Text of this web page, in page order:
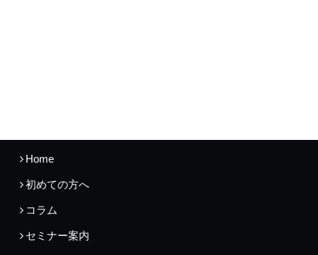
Home
初めての方へ
コラム
セミナー案内